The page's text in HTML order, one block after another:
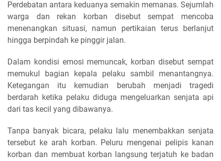
Perdebatan antara keduanya semakin memanas. Sejumlah
warga dan rekan korban disebut sempat mencoba
menenangkan situasi, namun pertikaian terus berlanjut
hingga berpindah ke pinggir jalan.
Dalam kondisi emosi memuncak, korban disebut sempat
memukul bagian kepala pelaku sambil menantangnya.
Ketegangan itu kemudian berubah menjadi tragedi
berdarah ketika pelaku diduga mengeluarkan senjata api
dari tas kecil yang dibawanya.
Tanpa banyak bicara, pelaku lalu menembakkan senjata
tersebut ke arah korban. Peluru mengenai pelipis kanan
korban dan membuat korban langsung terjatuh ke badan